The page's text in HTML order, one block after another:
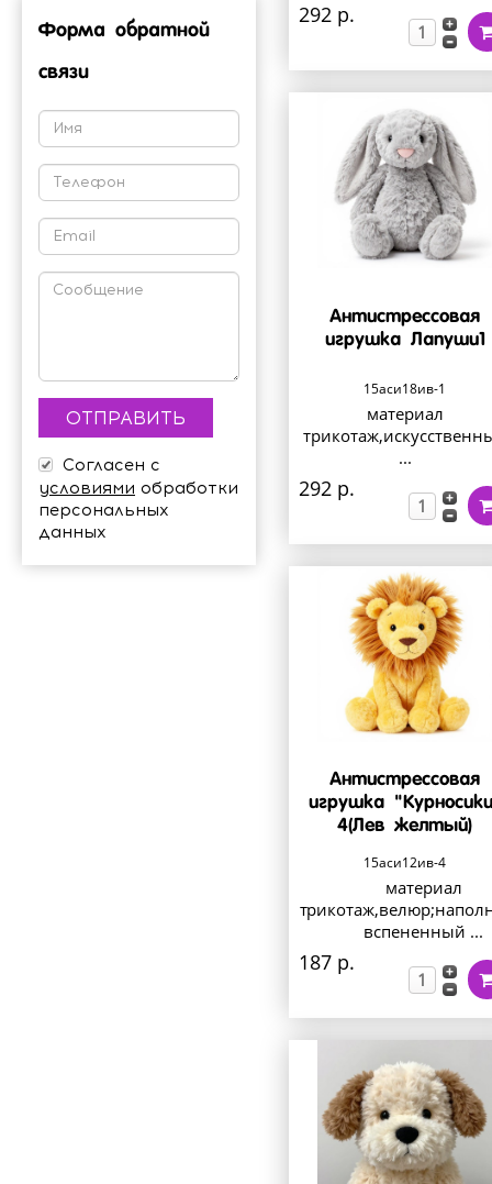
292 р.
Антистрессовая
игрушка Лапуши1
15аси18ив-1
материал
...
292 р.
Антистрессовая
игрушка
4(Лев желтый)
15аси12ив-4
материал
вспененный ...
187 р.
Форма обратной
связи
Согласен с
условиями обработки
персональных
данных